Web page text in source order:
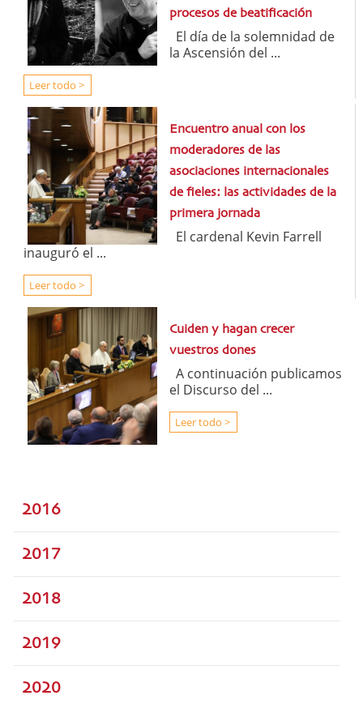
procesos de beatificación
El día de la solemnidad de
la Ascensión del ...
Leer todo >
Encuentro anual con los
moderadores de las
asociaciones internacionales
de fieles: las actividades de la
primera jornada
El cardenal Kevin Farrell
inauguró el ...
Leer todo >
Cuiden y hagan crecer
vuestros dones
A continuación publicamos
el Discurso del ...
Leer todo >
2016
2017
2018
2019
2020